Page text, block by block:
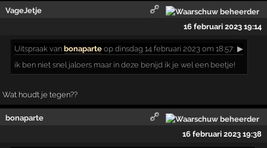
VageJetje
16 februari 2023 19:14
Uitspraak vanbonaparte op dinsdag 14 februari 2023 om 18:57: ▶
ik ben niet snel jaloers maar in deze benijd ik je wel een beetje!
Wat houdt je tegen??
bonaparte
16 februari 2023 19:38